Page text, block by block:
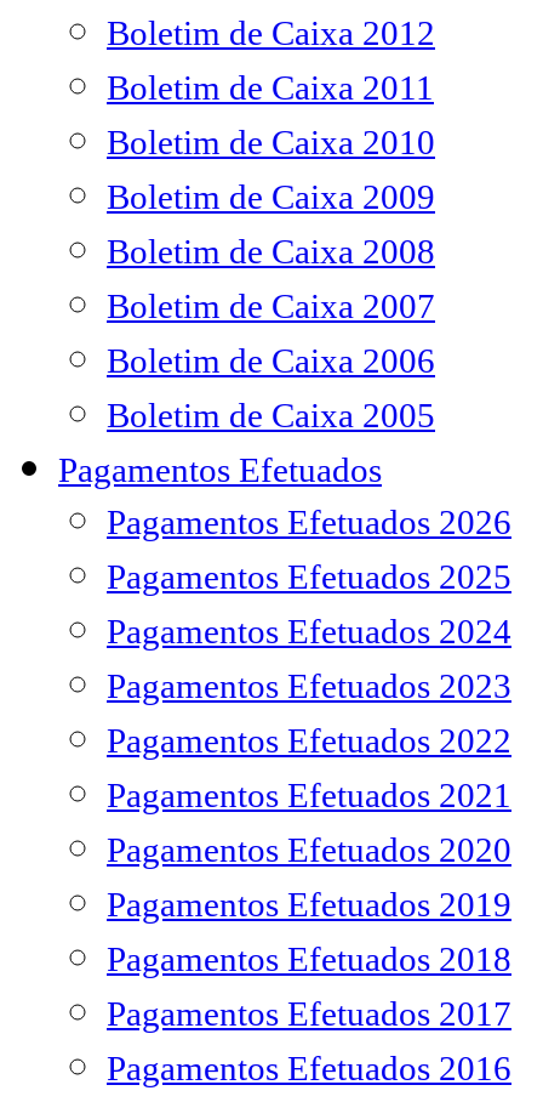
Boletim de Caixa 2012
Boletim de Caixa 2011
Boletim de Caixa 2010
Boletim de Caixa 2009
Boletim de Caixa 2008
Boletim de Caixa 2007
Boletim de Caixa 2006
Boletim de Caixa 2005
Pagamentos Efetuados
Pagamentos Efetuados 2026
Pagamentos Efetuados 2025
Pagamentos Efetuados 2024
Pagamentos Efetuados 2023
Pagamentos Efetuados 2022
Pagamentos Efetuados 2021
Pagamentos Efetuados 2020
Pagamentos Efetuados 2019
Pagamentos Efetuados 2018
Pagamentos Efetuados 2017
Pagamentos Efetuados 2016